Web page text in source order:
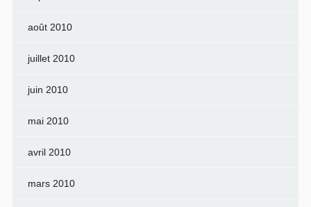
août 2010
juillet 2010
juin 2010
mai 2010
avril 2010
mars 2010